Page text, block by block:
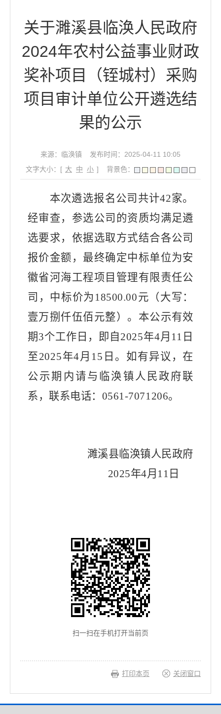
关于濉溪县临涣人民政府
2024年农村公益事业财政
奖补项目（铚城村）采购
项目审计单位公开遴选结
果的公示
来源：临涣镇
发布时间：2025-04-11 10:05
文字大小：[ 大 中 小 ] 背景色：
本次遴选报名公司共计42家。
经审查，参选公司的资质均满足遴
选要求， 依据选取方式结合各公司
报价金额，最终确定中标单位为安
徽省河海工程项目管理有限责任公
司， 中标价为 18500.00元 （ 大写：
壹万捌仟伍佰元整）。本公示有效
期3个工作日 ，即自 2025年4月 11 日
至2025年4月 15 日。如有异议，在
公示期内请与临涣镇人民政府联
系，联系电话： 0561-7071206。
濉溪县临涣镇人民政府
2025年4月 11 日
扫一扫在手机打开当前页
打印本页 关闭窗口